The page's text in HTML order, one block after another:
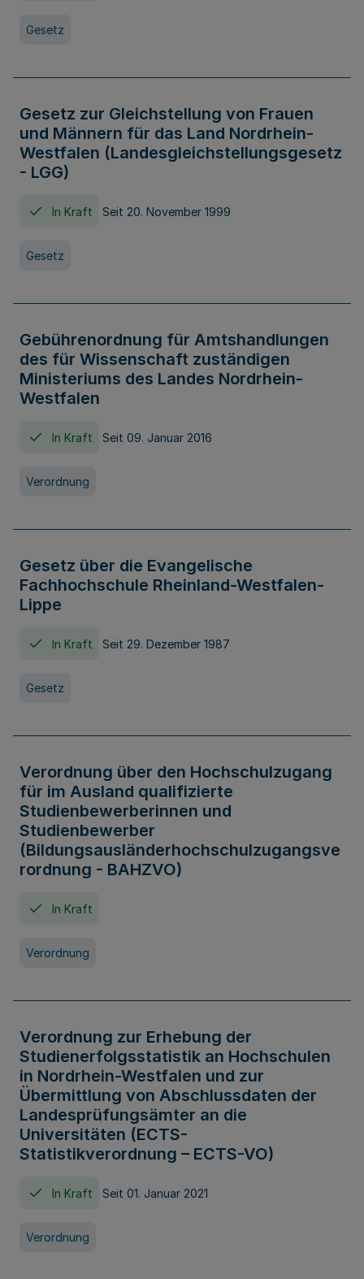
Gesetz
Gesetz zur Gleichstellung von Frauen
und Männern für das Land Nordrhein-
Westfalen (Landesgleichstellungsgesetz
- LGG)
In Kraft Seit 20. November 1999
Gesetz
Gebührenordnung für Amtshandlungen
des für Wissenschaft zuständigen
Ministeriums des Landes Nordrhein-
Westfalen
In Kraft Seit 09. Januar 2016
Verordnung
Gesetz über die Evangelische
Fachhochschule Rheinland-Westfalen-
Lippe
In Kraft Seit 29. Dezember 1987
Gesetz
Verordnung über den Hochschulzugang
für im Ausland qualifizierte
Studienbewerberinnen und
Studienbewerber
(Bildungsausländerhochschulzugangsve
rordnung - BAHZVO)
In Kraft
Verordnung
Verordnung zur Erhebung der
Studienerfolgsstatistik an Hochschulen
in Nordrhein-Westfalen und zur
Übermittlung von Abschlussdaten der
Landesprüfungsämter an die
Universitäten (ECTS-
Statistikverordnung – ECTS-VO)
In Kraft Seit 01. Januar 2021
Verordnung